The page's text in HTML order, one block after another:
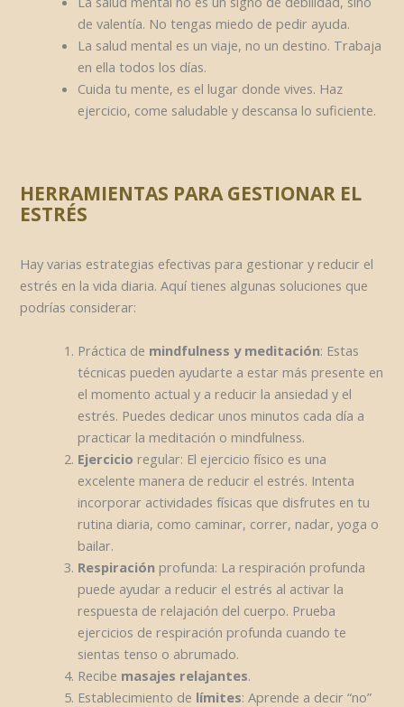
de valentía. No tengas miedo de pedir ayuda.
La salud mental es un viaje, no un destino. Trabaja
en ella todos los días.
Cuida tu mente, es el lugar donde vives. Haz
ejercicio, come saludable y descansa lo suficiente.
HERRAMIENTAS PARA GESTIONAR EL
ESTRÉS
Hay varias estrategias efectivas para gestionar y reducir el
estrés en la vida diaria. Aquí tienes algunas soluciones que
podrías considerar:
Práctica de mindfulness y meditación: Estas
técnicas pueden ayudarte a estar más presente en
el momento actual y a reducir la ansiedad y el
estrés. Puedes dedicar unos minutos cada día a
practicar la meditación o mindfulness.
Ejercicio regular: El ejercicio físico es una
excelente manera de reducir el estrés. Intenta
incorporar actividades físicas que disfrutes en tu
rutina diaria, como caminar, correr, nadar, yoga o
bailar.
Respiración profunda: La respiración profunda
puede ayudar a reducir el estrés al activar la
respuesta de relajación del cuerpo. Prueba
ejercicios de respiración profunda cuando te
sientas tenso o abrumado.
Recibe masajes relajantes.
Establecimiento de límites: Aprende a decir “no”